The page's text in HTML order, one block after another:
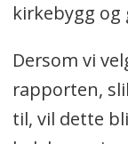
kirkebygg og
Dersom vi
rapporten,
til, vil dette